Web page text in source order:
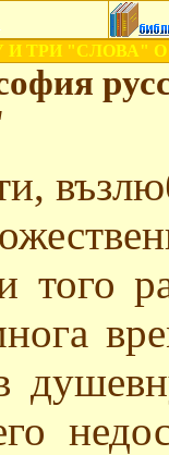
ТРИ "СЛОВА"
того